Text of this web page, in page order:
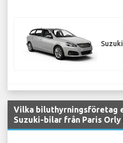
Vilka biluthyrningsföretag
Suzuki-bilar från Paris Orly